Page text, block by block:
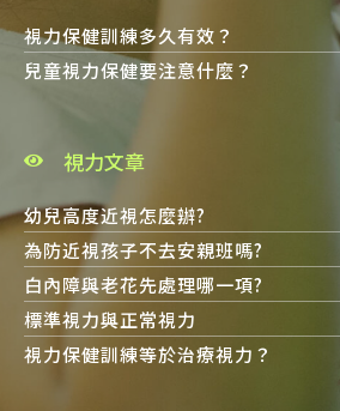
視力保健訓練多久有效？
兒童視力保健要注意什麼？
視力文章
幼兒高度近視怎麼辦?
為防近視孩子不去安親班嗎?
白內障與老花先處理哪一項?
標準視力與正常視力
視力保健訓練等於治療視力？